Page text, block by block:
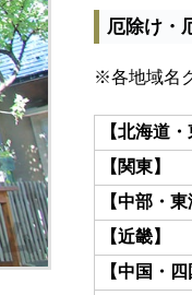
厄除け・
※各地域名
【北海道・
【関東】
【中部・東
【近畿】
【中国・四